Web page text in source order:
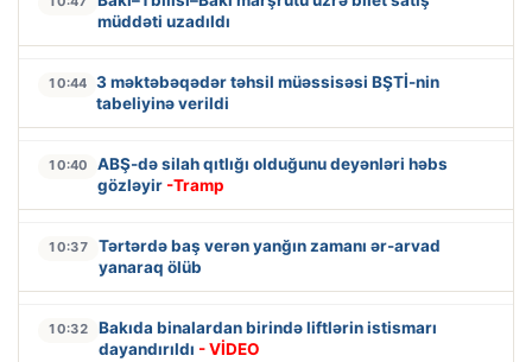
müddəti uzadıldı
10:44 3 məktəbəqədər təhsil müəssisəsi BŞTİ-nin
tabeliyinə verildi
10:40
ABŞ-də silah qıtlığı olduğunu deyənləri həbs
gözləyir -Tramp
10:37
Tərtərdə baş verən yanğın zamanı ər-arvad
yanaraq ölüb
10:32
Bakıda binalardan birində liftlərin istismarı
dayandırıldı - VİDEO